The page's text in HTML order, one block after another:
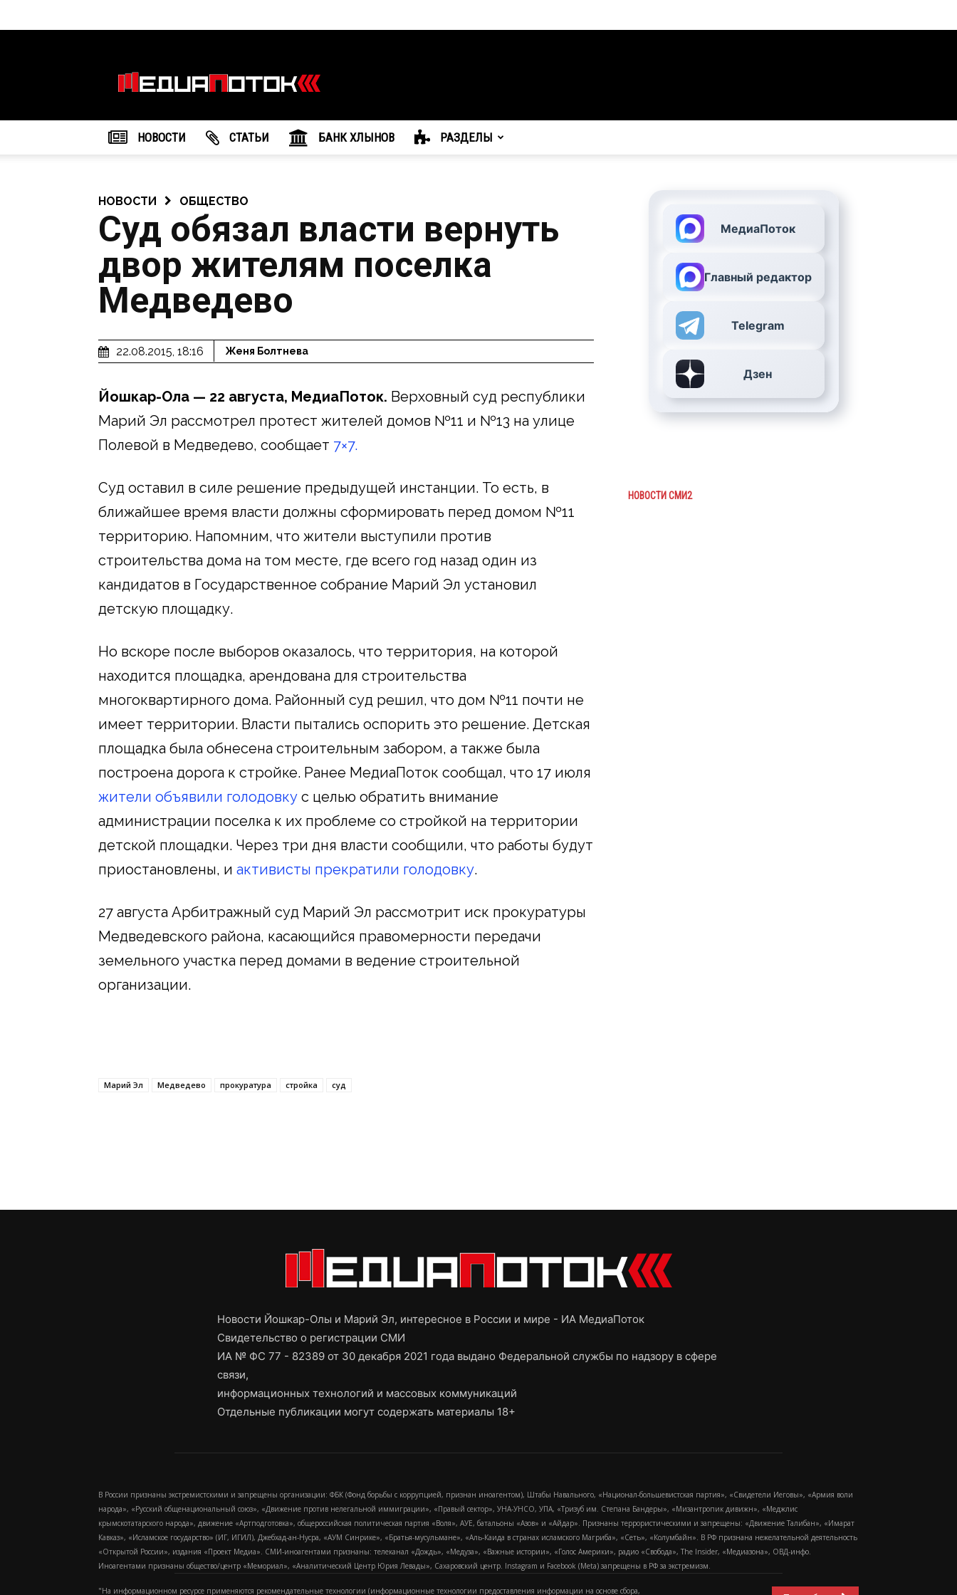
агентство
"МедиаПоток"
НОВОСТИ CТАТЬИ БАНК ХЛЫНОВ РАЗДЕЛЫ
НОВОСТИ ОБЩЕСТВО
Суд обязал власти вернуть
двор жителям поселка
Медведево
22.08.2015, 18:16 Женя Болтнева
Йошкар-Ола — 22 августа, МедиаПоток. Верховный суд республики
Марий Эл рассмотрел протест жителей домов №11 и №13 на улице
Полевой в Медведево, сообщает 7×7.
Суд оставил в силе решение предыдущей инстанции. То есть, в
ближайшее время власти должны сформировать перед домом №11
территорию. Напомним, что жители выступили против
строительства дома на том месте, где всего год назад один из
кандидатов в Государственное собрание Марий Эл установил
детскую площадку.
Но вскоре после выборов оказалось, что территория, на которой
находится площадка, арендована для строительства
многоквартирного дома. Районный суд решил, что дом №11 почти не
имеет территории. Власти пытались оспорить это решение. Детская
площадка была обнесена строительным забором, а также была
построена дорога к стройке. Ранее МедиаПоток сообщал, что 17 июля
жители объявили голодовку с целью обратить внимание
администрации поселка к их проблеме со стройкой на территории
детской площадки. Через три дня власти сообщили, что работы будут
приостановлены, и активисты прекратили голодовку.
27 августа Арбитражный суд Марий Эл рассмотрит иск прокуратуры
Медведевского района, касающийся правомерности передачи
земельного участка перед домами в ведение строительной
организации.
Марий Эл Медведево прокуратура стройка суд
МедиаПоток
Главный редактор
Telegram
Дзен
НОВОСТИ СМИ2
Новости Йошкар-Олы и Марий Эл, интересное в России и мире - ИА МедиаПоток
Свидетельство о регистрации СМИ
ИА № ФС 77 - 82389 от 30 декабря 2021 года выдано Федеральной службы по надзору в сфере
связи,
информационных технологий и массовых коммуникаций
Отдельные публикации могут содержать материалы 18+
В России признаны экстремистскими и запрещены организации: ФБК (Фонд борьбы с коррупцией, признан иноагентом), Штабы Навального, «Национал-большевистская партия», «Свидетели Иеговы», «Армия воли
народа», «Русский общенациональный союз», «Движение против нелегальной иммиграции», «Правый сектор», УНА-УНСО, УПА, «Тризуб им. Степана Бандеры», «Мизантропик дивижн», «Меджлис
крымскотатарского народа», движение «Артподготовка», общероссийская политическая партия «Воля», АУЕ, батальоны «Азов» и «Айдар». Признаны террористическими и запрещены: «Движение Талибан», «Имарат
Кавказ», «Исламское государство» (ИГ, ИГИЛ), Джебхад-ан-Нусра, «АУМ Синрике», «Братья-мусульмане», «Аль-Каида в странах исламского Магриба», «Сеть», «Колумбайн». В РФ признана нежелательной деятельность
«Открытой России», издания «Проект Медиа». СМИ-иноагентами признаны: телеканал «Дождь», «Медуза», «Важные истории», «Голос Америки», радио «Свобода», The Insider, «Медиазона», ОВД-инфо.
Иноагентами признаны общество/центр «Мемориал», «Аналитический Центр Юрия Левады», Сахаровский центр. Instagram и Facebook (Metа) запрещены в РФ за экстремизм.
"На информационном ресурсе применяются рекомендательные технологии (информационные технологии предоставления информации на основе сбора,